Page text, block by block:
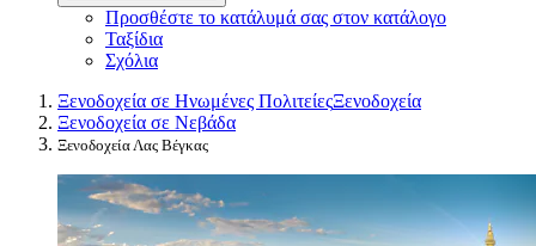
Προσθέστε το κατάλυμά σας στον κατάλογο
Ταξίδια
Σχόλια
Ξενοδοχεία σε Ηνωμένες ΠολιτείεςΞενοδοχεία
Ξενοδοχεία σε Νεβάδα
Ξενοδοχεία Λας Βέγκας